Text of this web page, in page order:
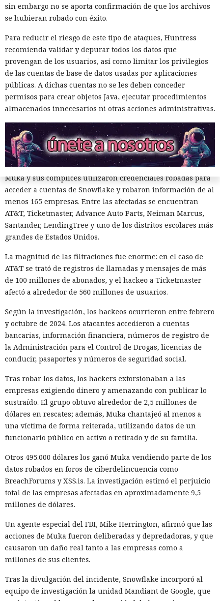
El canadiense Connor Riley Muka ganó dinero durante
muchos meses con datos robados de otras personas, antes
de ser detenido y entregado a la justicia estadounidense por
uno de los mayores hackeos de los últimos años — ataque a
la plataforma en la nube Snowflake.
Muka, de 26 años, se declaró culpable de cargos de fraude
informático y telefónico, robo agravado de datos personales
y conspiración en un tribunal federal del estado de
Washington. Su sentencia se dictará el 27 de octubre; la
pena máxima es de hasta 32 años de prisión.
Muka y sus cómplices utilizaron credenciales robadas para
acceder a cuentas de Snowflake y robaron información de al
menos 165 empresas. Entre las afectadas se encuentran
AT&T, Ticketmaster, Advance Auto Parts, Neiman Marcus,
Santander, LendingTree y uno de los distritos escolares más
grandes de Estados Unidos.
La magnitud de las filtraciones fue enorme: en el caso de
AT&T se trató de registros de llamadas y mensajes de más
de 100 millones de abonados, y el hackeo a Ticketmaster
afectó a alrededor de 560 millones de usuarios.
Según la investigación, los hackeos ocurrieron entre febrero
y octubre de 2024. Los atacantes accedieron a cuentas
bancarias, información financiera, números de registro de
la Administración para el Control de Drogas, licencias de
conducir, pasaportes y números de seguridad social.
Tras robar los datos, los hackers extorsionaban a las
empresas exigiendo dinero y amenazando con publicar lo
sustraído. El grupo obtuvo alrededor de 2,5 millones de
dólares en rescates; además, Muka chantajeó al menos a
una víctima de forma reiterada, utilizando datos de un
funcionario público en activo o retirado y de su familia.
Otros 495.000 dólares los ganó Muka vendiendo parte de los
datos robados en foros de ciberdelincuencia como
BreachForums y XSS.is. La investigación estimó el perjuicio
total de las empresas afectadas en aproximadamente 9,5
millones de dólares.
Un agente especial del FBI, Mike Herrington, afirmó que las
acciones de Muka fueron deliberadas y depredadoras, y que
causaron un daño real tanto a las empresas como a
millones de sus clientes.
Tras la divulgación del incidente, Snowflake incorporó al
equipo de investigación la unidad Mandiant de Google, que
sin embargo no se aporta confirmación de que los archivos
se hubieran robado con éxito.
Para reducir el riesgo de este tipo de ataques, Huntress
recomienda validar y depurar todos los datos que
provengan de los usuarios, así como limitar los privilegios
de las cuentas de base de datos usadas por aplicaciones
públicas. A dichas cuentas no se les deben conceder
permisos para crear objetos Java, ejecutar procedimientos
almacenados innecesarios ni otras acciones administrativas.
¿Una mujer? Demasiado
atrevido. Las redes neuronales
borraron a las protagonistas de
dejaron con apenas un 2%.
20:35 / 06.08.2026
Búhos sabios, lobos valientes y prácticamente sin heroínas:
bienvenidos al futuro de la literatura.
La inteligencia artificial generativa rara vez convierte a los
animales parlantes en cuentos infantiles en personajes
femeninos. El análisis de 23.800 textos creados por seis
protagonistas recibieron género femenino. El 41% de los
personajes resultaron masculinos, y en el 57% restante los